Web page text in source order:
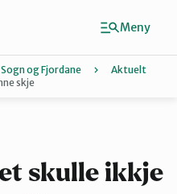
Sogn og Fjordane
Aktuelt
skje
skulle ikkje